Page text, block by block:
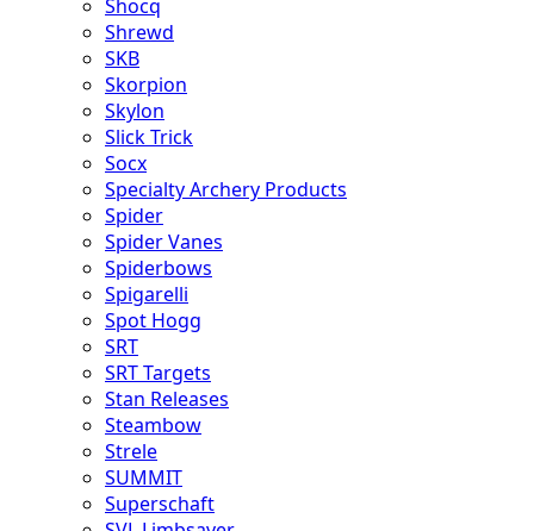
Shocq
Shrewd
SKB
Skorpion
Skylon
Slick Trick
Socx
Specialty Archery Products
Spider
Spider Vanes
Spiderbows
Spigarelli
Spot Hogg
SRT
SRT Targets
Stan Releases
Steambow
Strele
SUMMIT
Superschaft